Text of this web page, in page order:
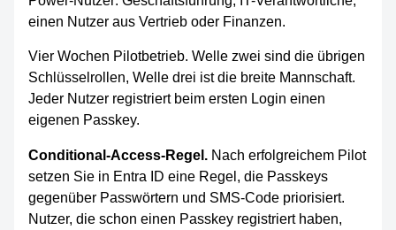
einen Nutzer aus Vertrieb oder Finanzen.
Vier Wochen Pilotbetrieb. Welle zwei sind die übrigen
Schlüsselrollen, Welle drei ist die breite Mannschaft.
Jeder Nutzer registriert beim ersten Login einen
eigenen Passkey.
Conditional-Access-Regel.Nach erfolgreichem Pilot
setzen Sie in Entra ID eine Regel, die Passkeys
gegenüber Passwörtern und SMS-Code priorisiert.
Nutzer, die schon einen Passkey registriert haben,